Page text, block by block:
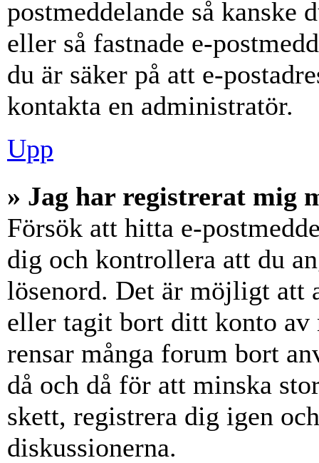
postmeddelande så kanske
eller så fastnade e-
du är säker på att e-
kontakta en administratör.
Upp
» Jag har registrerat mig
Försök att hitta e-
dig och kontrollera att du
lösenord. Det är möjligt att
eller tagit bort ditt konto av
rensar många forum bort
då och då för att minska
skett, registrera dig igen
diskussionerna.